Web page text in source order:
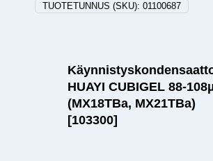
TUOTETUNNUS (SKU): 01100687
HUAYI CUBIGEL 88-
(MX18TBa, MX21TBa)
[103300]